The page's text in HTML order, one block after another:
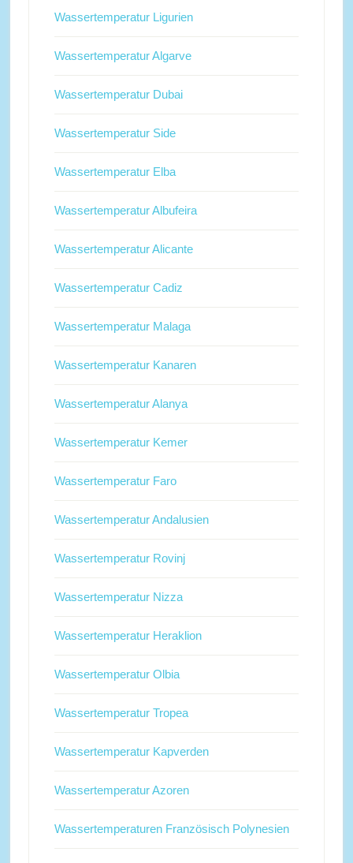
Wassertemperatur Ligurien
Wassertemperatur Algarve
Wassertemperatur Dubai
Wassertemperatur Side
Wassertemperatur Elba
Wassertemperatur Albufeira
Wassertemperatur Alicante
Wassertemperatur Cadiz
Wassertemperatur Malaga
Wassertemperatur Kanaren
Wassertemperatur Alanya
Wassertemperatur Kemer
Wassertemperatur Faro
Wassertemperatur Andalusien
Wassertemperatur Rovinj
Wassertemperatur Nizza
Wassertemperatur Heraklion
Wassertemperatur Olbia
Wassertemperatur Tropea
Wassertemperatur Kapverden
Wassertemperatur Azoren
Wassertemperaturen Französisch Polynesien